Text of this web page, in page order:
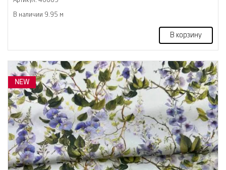
В наличии 9.95 м
В корзину
NEW